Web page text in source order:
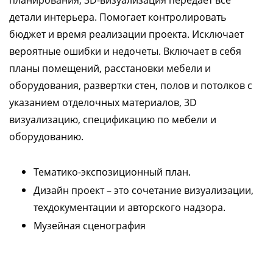
детали интерьера. Помогает контролировать
бюджет и время реализации проекта. Исключает
вероятные ошибки и недочеты. Включает в себя
планы помещений, расстановки мебели и
оборудования, развертки стен, полов и потолков с
указанием отделочных материалов, 3D
визуализацию, спецификацию по мебели и
оборудованию.
Тематико-экспозиционный план.
Дизайн проект – это сочетание визуализации,
техдокументации и авторского надзора.
Музейная сценография